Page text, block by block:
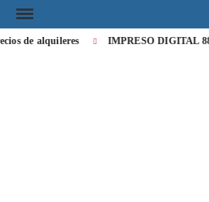
de alquileres IMPRESO DIGITAL 8896